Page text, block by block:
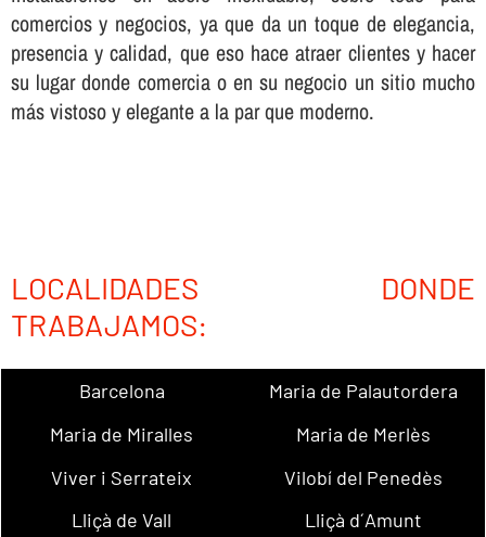
comercios y negocios, ya que da un toque de elegancia,
presencia y calidad, que eso hace atraer clientes y hacer
su lugar donde comercia o en su negocio un sitio mucho
más vistoso y elegante a la par que moderno.
LOCALIDADES DONDE
TRABAJAMOS:
Barcelona
Maria de Palautordera
Maria de Miralles
Maria de Merlès
Viver i Serrateix
Vilobí del Penedès
Lliçà de Vall
Lliçà d´Amunt